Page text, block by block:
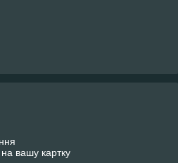
вашу картку